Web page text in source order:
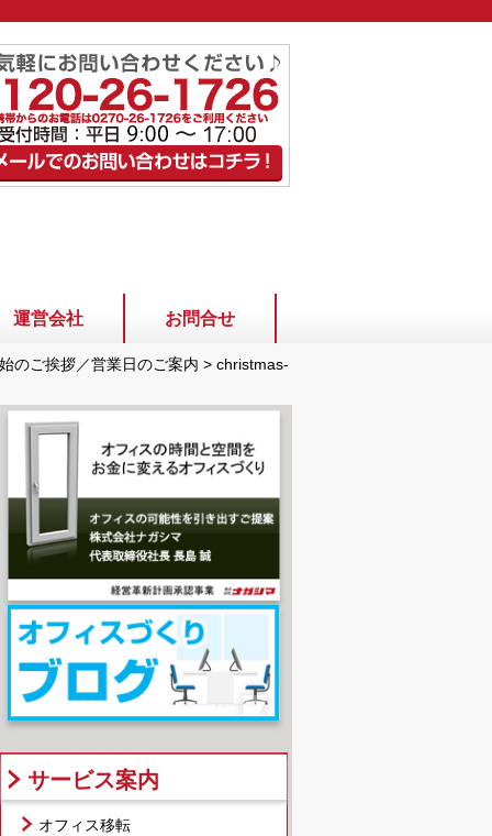
運営会社 お問合せ
のご挨拶／営業日のご案内 > christmas-
サービス案内
オフィス移転